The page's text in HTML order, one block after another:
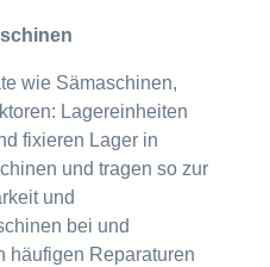
wie Sämaschinen,
Lagereinheiten
fixieren Lager in
und tragen so zur
und
bei und
häufigen Reparaturen